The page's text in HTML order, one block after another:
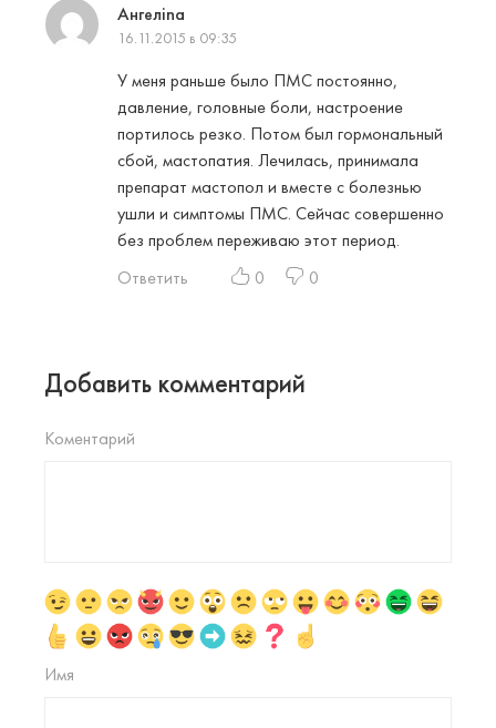
Ангелina
16.11.2015 в 09:35
У меня раньше было ПМС постоянно,
давление, головные боли, настроение
портилось резко. Потом был гормональный
сбой, мастопатия. Лечилась, принимала
препарат мастопол и вместе с болезнью
ушли и симптомы ПМС. Сейчас совершенно
без проблем переживаю этот период.
Ответить
0 0
Добавить комментарий
Коментарий
Имя